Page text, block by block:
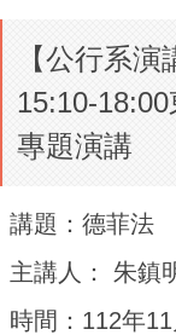
【公行系
15:10-
專題演講
講題： 德菲法
主講人： 朱鎮
時間：112年